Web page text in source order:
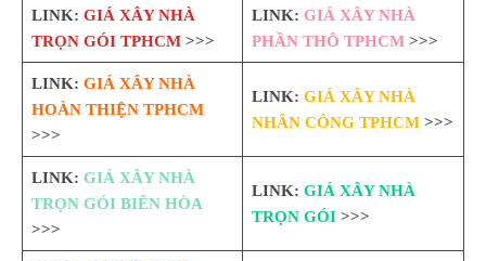
LINK: GIÁ XÂY NHÀ
TRỌN GÓI TPHCM>>>
LINK: GIÁ XÂY NHÀ
PHẦN THÔ TPHCM>>>
LINK: GIÁ XÂY NHÀ
HOÀN THIỆN TPHCM
>>>
LINK: GIÁ XÂY NHÀ
NHÂN CÔNG TPHCM>>>
LINK: GIÁ XÂY NHÀ
TRỌN GÓI BIÊN HÒA
>>>
LINK: GIÁ XÂY NHÀ
TRỌN GÓI>>>